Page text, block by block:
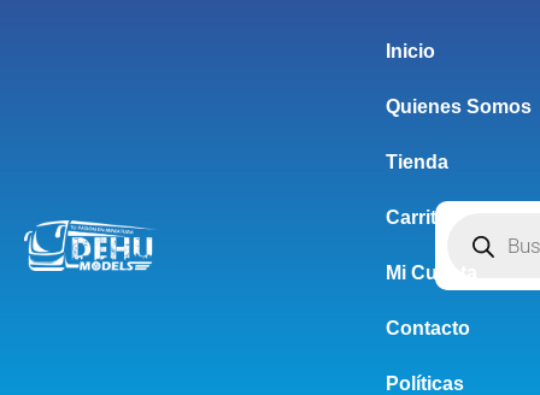
Inicio
Quienes Somos
Tienda
Carrito
Mi Cuenta
Contacto
Políticas